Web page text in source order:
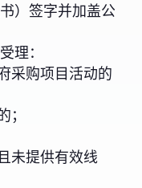
）签字并加盖公
理：
采购项目活动的
；
未提供有效线